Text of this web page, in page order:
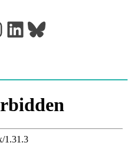
LinkedIn Bluesky